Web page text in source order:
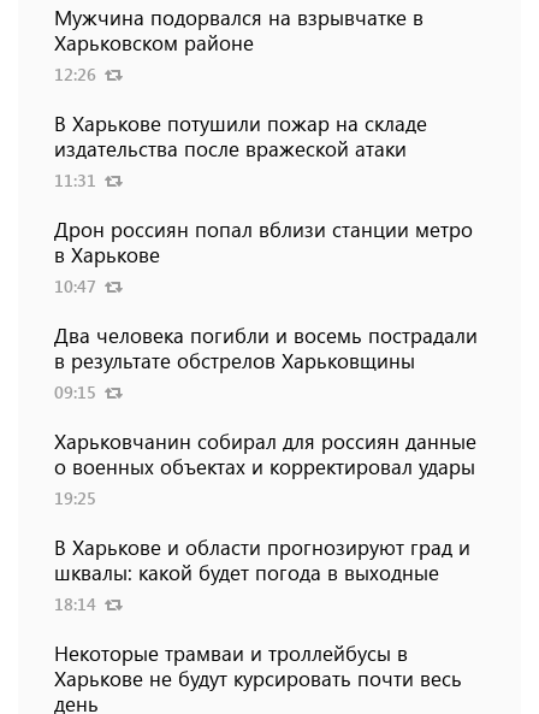
Мужчина подорвался на взрывчатке в
Харьковском районе
12:26
В Харькове потушили пожар на складе
издательства после вражеской атаки
11:31
Дрон россиян попал вблизи станции метро
в Харькове
10:47
Два человека погибли и восемь пострадали
в результате обстрелов Харьковщины
09:15
Харьковчанин собирал для россиян данные
о военных объектах и ​​корректировал удары
19:25
В Харькове и области прогнозируют град и
шквалы: какой будет погода в выходные
18:14
Некоторые трамваи и троллейбусы в
Харькове не будут курсировать почти весь
день